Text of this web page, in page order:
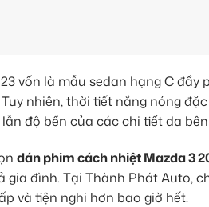
vốn là mẫu sedan hạng C
nhiên, thời tiết nắng nóng
độ bền của các chi tiết da
dán phim cách nhiệt Mazda 3
gia đình. Tại Thành Phát Auto,
và tiện nghi hơn bao giờ hết.